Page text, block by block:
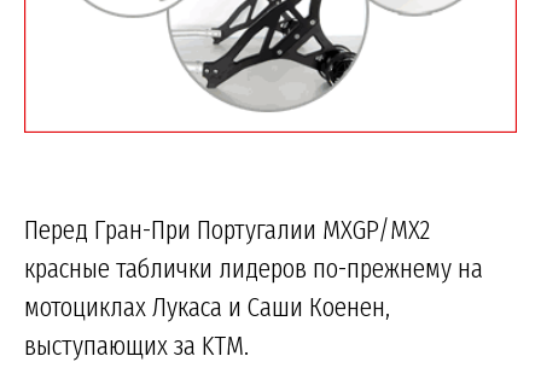
Перед Гран-При Португалии MXGP/MX2
красные таблички лидеров по-прежнему на
мотоциклах Лукаса и Саши Коенен,
выступающих за KTM.